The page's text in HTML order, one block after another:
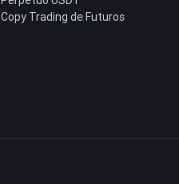
Copy Trading de Futuros